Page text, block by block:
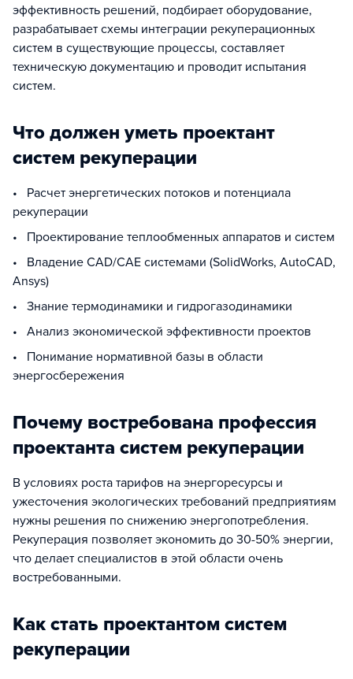
эффективность решений, подбирает оборудование,
разрабатывает схемы интеграции рекуперационных
систем в существующие процессы, составляет
техническую документацию и проводит испытания
систем.
Что должен уметь проектант
систем рекуперации
• Расчет энергетических потоков и потенциала
рекуперации
• Проектирование теплообменных аппаратов и систем
• Владение CAD/CAE системами (SolidWorks, AutoCAD,
Ansys)
• Знание термодинамики и гидрогазодинамики
• Анализ экономической эффективности проектов
• Понимание нормативной базы в области
энергосбережения
Почему востребована профессия
проектанта систем рекуперации
В условиях роста тарифов на энергоресурсы и
ужесточения экологических требований предприятиям
нужны решения по снижению энергопотребления.
Рекуперация позволяет экономить до 30-50% энергии,
что делает специалистов в этой области очень
востребованными.
Как стать проектантом систем
рекуперации